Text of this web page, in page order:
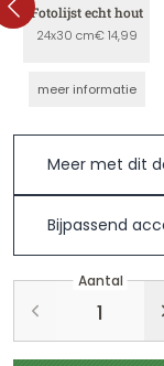
Fotolijst echt hout
24x30 cm€ 14,99
meer informatie
Meer met dit
Bijpassend
Aantal